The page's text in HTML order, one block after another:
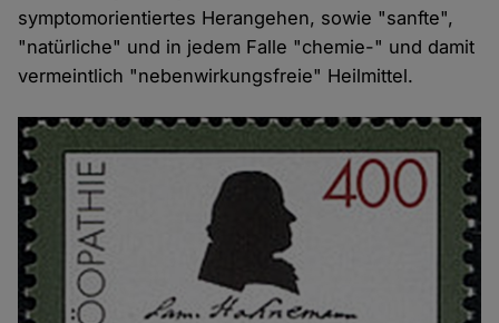
symptomorientiertes Herangehen, sowie "sanfte",
"natürliche" und in jedem Falle "chemie-" und damit
vermeintlich "nebenwirkungsfreie" Heilmittel.